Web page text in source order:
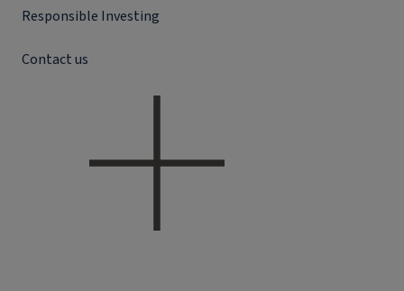
Responsible Investing
Contact us